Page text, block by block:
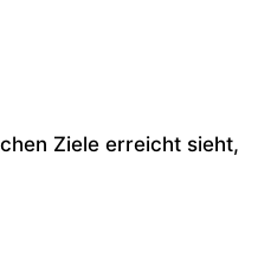
Ziele erreicht sieht,